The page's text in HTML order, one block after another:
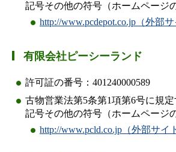
記号その他の符号（ホームページ
http://www.pcdepot.co.jp（外部
有限会社ピーシーランド
許可証の番号：401240000589
古物営業法第5条第1項第6号に規定
記号その他の符号（ホームページ
http://www.pcld.co.jp（外部サイ